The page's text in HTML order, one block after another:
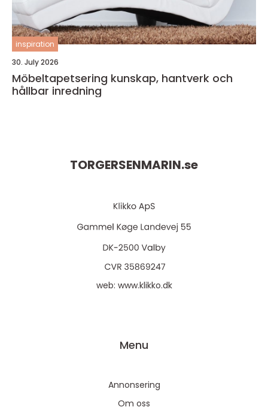
inspiration
30. July 2026
Möbeltapetsering kunskap, hantverk och
hållbar inredning
TORGERSENMARIN.se
web: www.klikko.dk
Menu
Annonsering
Om oss